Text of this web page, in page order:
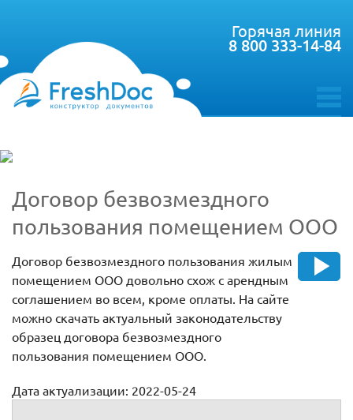
toggle
Горячая линия
8 800 333-14-84
Договор безвозмездного
пользования помещением ООО
Договор безвозмездного пользования жилым
помещением ООО довольно схож с арендным
соглашением во всем, кроме оплаты. На сайте
можно скачать актуальный законодательству
образец договора безвозмездного
пользования помещением ООО.
Дата актуализации: 2022-05-24